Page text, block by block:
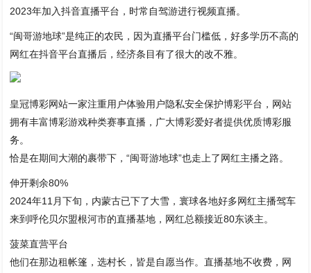
2023年加入抖音直播平台，时常自驾游进行视频直播。
“闽哥游地球”是纯正的农民，因为直播平台门槛低，好多学历不高的
网红在抖音平台直播后，经济条目有了很大的改不雅。
皇冠博彩网站一家注重用户体验用户隐私安全保护博彩平台，网站
拥有丰富博彩游戏种类赛事直播，广大博彩爱好者提供优质博彩服
务。
恰是在期间大潮的裹带下，“闽哥游地球”也走上了网红主播之路。
伸开剩余80%
2024年11月下旬，内蒙古已下了大雪，寰球各地好多网红主播驾车
来到呼伦贝尔盟根河市的直播基地，网红总额接近80东谈主。
菠菜直营平台
他们在那边租帐篷，选村长，皆是自愿当作。直播基地不收费，网